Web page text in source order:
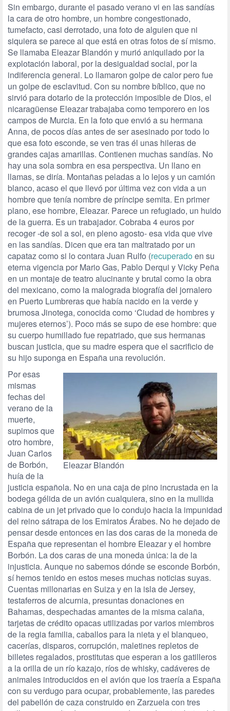
Sin embargo, durante el pasado verano vi en las sandías
la cara de otro hombre, un hombre congestionado,
tumefacto, casi derrotado, una foto de alguien que ni
siquiera se parece al que está en otras fotos de sí mismo.
Se llamaba Eleazar Blandón y murió aniquilado por la
explotación laboral, por la desigualdad social, por la
indiferencia general. Lo llamaron golpe de calor pero fue
un golpe de esclavitud. Con su nombre bíblico, que no
sirvió para dotarlo de la protección imposible de Dios, el
nicaragüense Eleazar trabajaba como temporero en los
campos de Murcia. En la foto que envió a su hermana
Anna, de pocos días antes de ser asesinado por todo lo
que esa foto esconde, se ven tras él unas hileras de
grandes cajas amarillas. Contienen muchas sandías. No
hay una sola sombra en esa perspectiva. Un llano en
llamas, se diría. Montañas peladas a lo lejos y un camión
blanco, acaso el que llevó por última vez con vida a un
hombre que tenía nombre de príncipe semita. En primer
plano, ese hombre, Eleazar. Parece un refugiado, un huido
de la guerra. Es un trabajador. Cobraba 4 euros por
recoger -de sol a sol, en pleno agosto- esa vida que vive
en las sandías. Dicen que era tan maltratado por un
capataz como si lo contara Juan Rulfo (recuperadoen su
eterna vigencia por Mario Gas, Pablo Derqui y Vicky Peña
en un montaje de teatro alucinante y brutal como la obra
del mexicano, como la malograda biografía del jornalero
en Puerto Lumbreras que había nacido en la verde y
brumosa Jinotega, conocida como ‘Ciudad de hombres y
mujeres eternos’). Poco más se supo de ese hombre: que
su cuerpo humillado fue repatriado, que sus hermanas
buscan justicia, que su madre espera que el sacrificio de
su hijo suponga en España una revolución.
Eleazar Blandón
Por esas
mismas
fechas del
verano de la
muerte,
supimos que
otro hombre,
Juan Carlos
de Borbón,
huía de la
justicia española. No en una caja de pino incrustada en la
bodega gélida de un avión cualquiera, sino en la mullida
cabina de un jet privado que lo condujo hacia la impunidad
del reino sátrapa de los Emiratos Árabes. No he dejado de
pensar desde entonces en las dos caras de la moneda de
España que representan el hombre Eleazar y el hombre
Borbón. La dos caras de una moneda única: la de la
injusticia. Aunque no sabemos dónde se esconde Borbón,
sí hemos tenido en estos meses muchas noticias suyas.
Cuentas millonarias en Suiza y en la isla de Jersey,
testaferros de alcurnia, presuntas donaciones en
Bahamas, despechadas amantes de la misma calaña,
tarjetas de crédito opacas utilizadas por varios miembros
de la regia familia, caballos para la nieta y el blanqueo,
cacerías, disparos, corrupción, maletines repletos de
billetes regalados, prostitutas que esperan a los gatilleros
a la orilla de un río kazajo, ríos de whisky, cadáveres de
animales introducidos en el avión que los traería a España
con su verdugo para ocupar, probablemente, las paredes
del pabellón de caza construido en Zarzuela con tres